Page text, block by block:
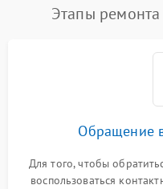
Этапы
Обращение
Для того, чтобы
воспользоваться